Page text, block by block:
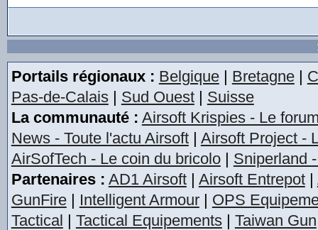
Portails régionaux : Belgique| Bretagne|
Pas-de-Calais| Sud Ouest| Suisse
La communauté : Airsoft Krispies - Le
News - Toute l'actu Airsoft| Airsoft Project -
AirSofTech - Le coin du bricolo| Sniperland
Partenaires : AD1 Airsoft| Airsoft Entrepot|
GunFire| Intelligent Armour| OPS
Tactical | Tactical Equipements| Taiwan Gun